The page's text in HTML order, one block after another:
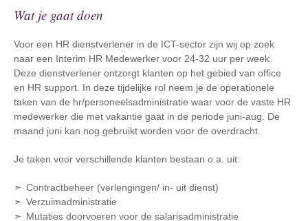
Wat je gaat doen
Voor een HR dienstverlener in de ICT-sector zijn wij op zoek
naar een Interim HR Medewerker voor 24-32 uur per week.
Deze dienstverlener ontzorgt klanten op het gebied van office
en HR support. In deze tijdelijke rol neem je de operationele
taken van de hr/personeelsadministratie waar voor de vaste HR
medewerker die met vakantie gaat in de periode juni-aug. De
maand juni kan nog gebruikt worden voor de overdracht.
Je taken voor verschillende klanten bestaan o.a. uit:
Contractbeheer (verlengingen/ in- uit dienst)
Verzuimadministratie
Mutaties doorvoeren voor de salarisadministratie